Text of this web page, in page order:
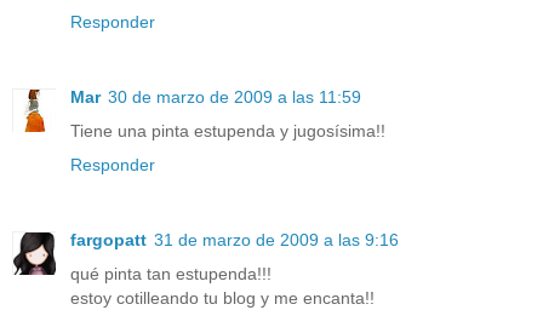
Responder
Mar 30 de marzo de 2009 a las 11:59
Tiene una pinta estupenda y jugosísima!!
Responder
fargopatt 31 de marzo de 2009 a las 9:16
qué pinta tan estupenda!!!
estoy cotilleando tu blog y me encanta!!